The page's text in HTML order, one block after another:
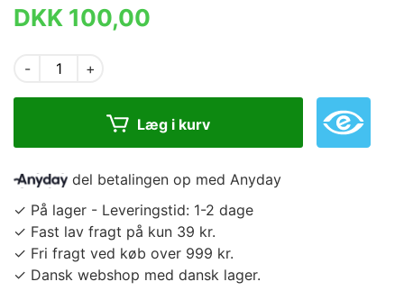
DKK 100,00
- +
Læg i kurv
del betalingen op med Anyday
✓ På lager - Leveringstid: 1-2 dage
✓ Fast lav fragt på kun 39 kr.
✓ Fri fragt ved køb over 999 kr.
✓ Dansk webshop med dansk lager.